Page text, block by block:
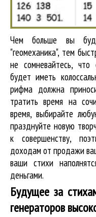
Чем больше вы
"геомеханика", тем
не сомневайтесь, что
будет иметь
рифма должна
тратить время на
время, выбирайте
празднуйте новую
к совершенству,
доходам от продажи
ваши стихи
деньгами.
Будущее за
генераторов